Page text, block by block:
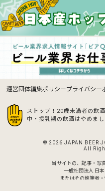
運営団体編集ポリシープライバシー
ストップ！20歳未満者の飲
中・授乳期の飲酒はやめまし
© 2026 JAPAN BEER
All
当サイトの、記事・写
一般社団法人 日
またはその執筆者